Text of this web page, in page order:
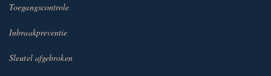
Toegangscontrole
Inbraakpreventie
Sleutel afgebroken